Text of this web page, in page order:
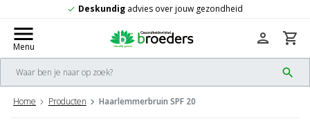
Deskundigadvies over jouw gezondheid
menu
Menu
search
person shopping_cart
Home Producten Haarlemmerbruin SPF 20